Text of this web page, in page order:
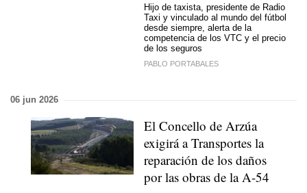
Hijo de taxista, presidente de Radio
Taxi y vinculado al mundo del fútbol
desde siempre, alerta de la
competencia de los VTC y el precio
de los seguros
PABLO PORTABALES
06 jun 2026
El Concello de Arzúa
exigirá a Transportes la
reparación de los daños
por las obras de la A-54